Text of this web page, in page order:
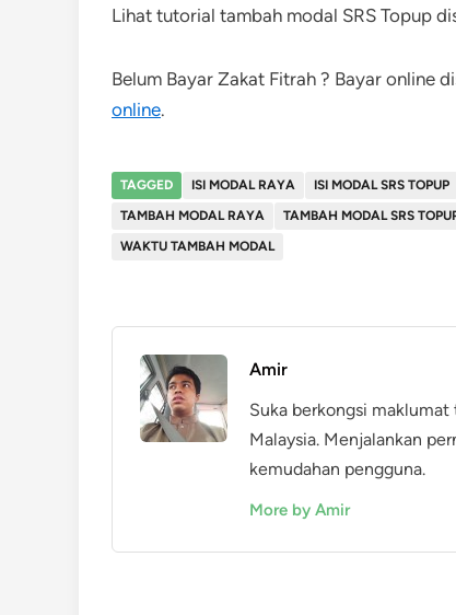
Lihat tutorial tambah modal SRS Topup
Belum Bayar Zakat Fitrah ? Bayar online
online.
TAGGED ISI MODAL RAYA ISI MODAL SRS TOPUP
TAMBAH MODAL RAYA
TAMBAH MODAL SRS
WAKTU TAMBAH MODAL
Amir
Suka berkongsi
Malaysia. Menjalankan
kemudahan pengguna.
More by Amir